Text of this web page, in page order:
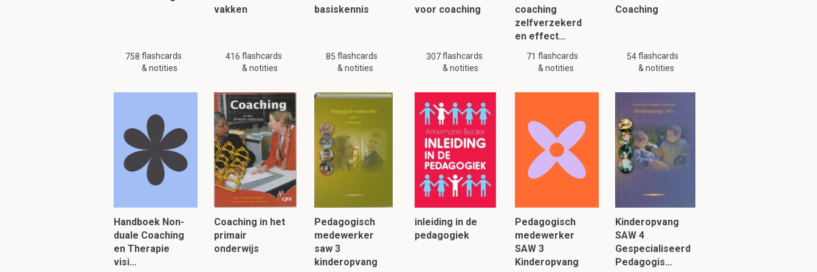
758 flashcards
& notities
vakken
416 flashcards
& notities
basiskennis
85 flashcards
& notities
voor coaching
307flashcards
& notities
coaching
zelfverzekerd
en effect…
71 flashcards
& notities
Coaching
54flashcards
& notities
Handboek Non-
duale Coaching
en Therapie
visi…
Coaching in het
primair
onderwijs
Pedagogisch
medewerker
saw 3
kinderopvang
inleiding in de
pedagogiek
Pedagogisch
medewerker
SAW 3
Kinderopvang
Kinderopvang
SAW 4
Gespecialiseerd
Pedagogis…